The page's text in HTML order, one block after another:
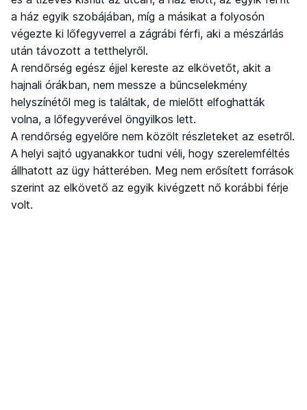
a ház egyik szobájában, míg a másikat a folyosón
végezte ki lőfegyverrel a zágrábi férfi, aki a mészárlás
után távozott a tetthelyről.
A rendőrség egész éjjel kereste az elkövetőt, akit a
hajnali órákban, nem messze a bűncselekmény
helyszínétől meg is találtak, de mielőtt elfoghatták
volna, a lőfegyverével öngyilkos lett.
A rendőrség egyelőre nem közölt részleteket az esetről.
A helyi sajtó ugyanakkor tudni véli, hogy szerelemféltés
állhatott az ügy hátterében. Meg nem erősített források
szerint az elkövető az egyik kivégzett nő korábbi férje
volt.